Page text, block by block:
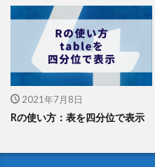
2021年7月8日
Rの使い方：表を四分位で表示